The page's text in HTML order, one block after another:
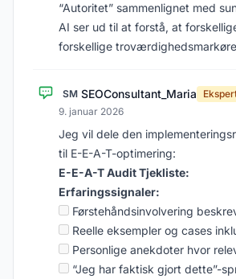
“Autoritet” sammenlignet med
AI ser ud til at forstå, at
forskellige
SM SEOConsultant_Maria
9. januar 2026
Jeg vil dele den
til E-E-A-T-optimering:
E-E-A-T Audit Tjekliste:
Erfaringssignaler:
Førstehåndsinvolvering
Reelle eksempler og cases
Personlige anekdoter hvor
“Jeg har faktisk gjort dette”-